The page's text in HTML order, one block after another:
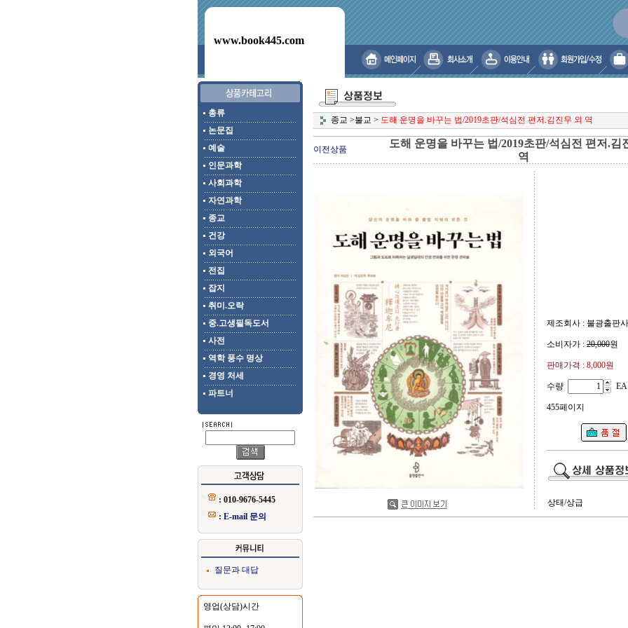
www.book445.com
총류
논문집
예술
인문과학
사회과학
자연과학
종교
건강
외국어
전집
잡지
취미.오락
중.고생필독도서
사전
역학 풍수 명상
경영 처세
파트너
: 010-9676-5445
: E-mail 문의
질문과 대답
영업(상담)시간
종교 >불교 > 도해 운명을 바꾸는 법/2019초판/석심전 편저.김진무 외 역
이전상품
도해 운명을 바꾸는 법/2019초판/석심전 편저.김
역
제조회사 : 불광출판사
소비자가 : 20,000원
판매가격 : 8,000원
수량 EA
455페이지
상태/상급